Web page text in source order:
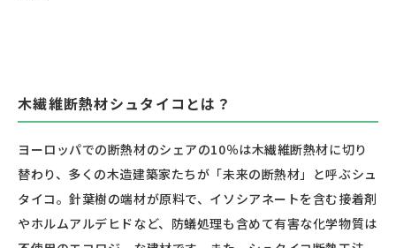
木繊維断熱材シュタイコとは？
ヨーロッパでの断熱材のシェアの10％は木繊維断熱材に切り
替わり、多くの木造建築家たちが「未来の断熱材」と呼ぶシュ
タイコ。針葉樹の端材が原料で、イソシアネートを含む接着剤
やホルムアルデヒドなど、防蟻処理も含めて有害な化学物質は